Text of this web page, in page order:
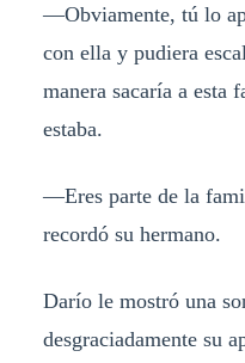
—Obviamente, tú lo
con ella y pudiera
manera sacaría a esta
estaba.
—Eres parte de la
recordó su hermano.
Darío le mostró una
desgraciadamente su